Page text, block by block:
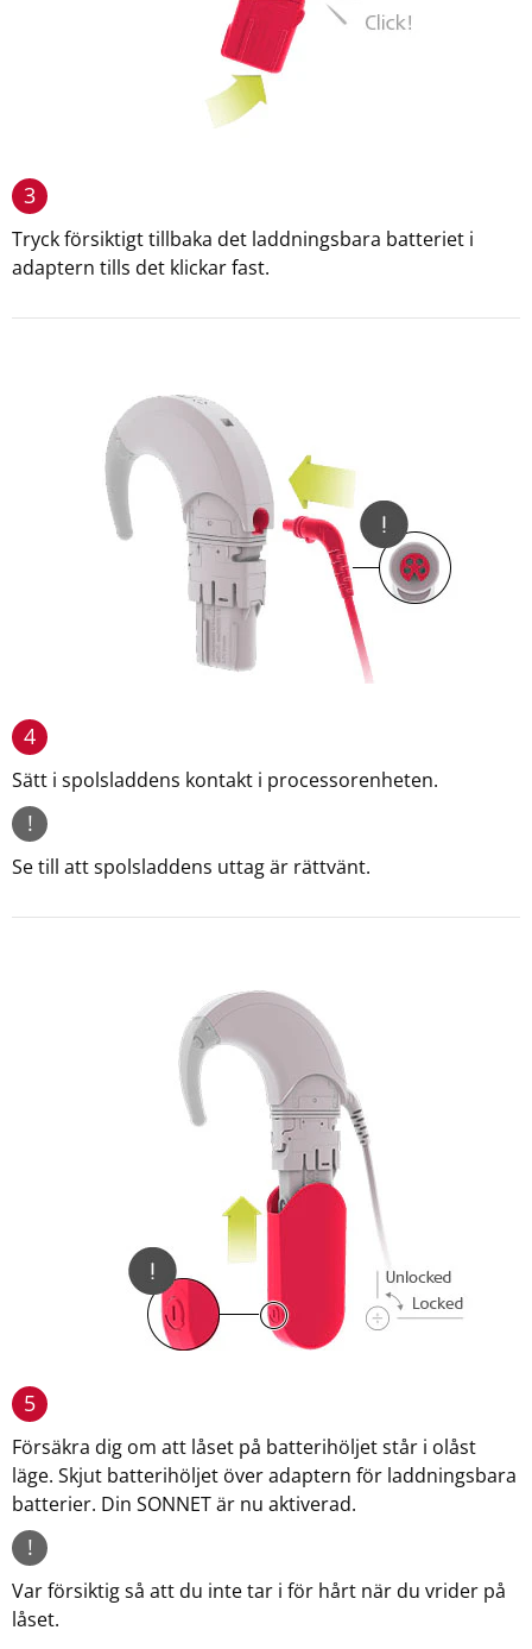
3
Tryck försiktigt tillbaka det laddningsbara batteriet i
adaptern tills det klickar fast.
4
Sätt i spolsladdens kontakt i processorenheten.
!
Se till att spolsladdens uttag är rättvänt.
5
Försäkra dig om att låset på batterihöljet står i olåst
läge. Skjut batterihöljet över adaptern för laddningsbara
batterier. Din SONNET är nu aktiverad.
!
Var försiktig så att du inte tar i för hårt när du vrider på
låset.